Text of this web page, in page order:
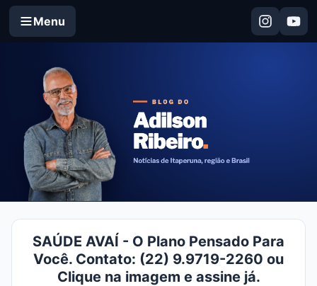
Menu
SAÚDE AVAÍ - O Plano Pensado Para
Você. Contato: (22) 9.9719-2260 ou
Clique na imagem e assine já.